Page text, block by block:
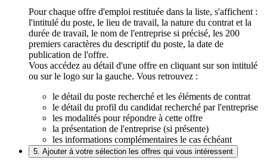
Pour chaque offre d'emploi restituée dans la liste, s'affichent :
l'intitulé du poste, le lieu de travail, la nature du contrat et la
durée de travail, le nom de l'entreprise si précisé, les 200
premiers caractères du descriptif du poste, la date de
publication de l'offre.
Vous accédez au détail d'une offre en cliquant sur son intitulé
ou sur le logo sur la gauche. Vous retrouvez :
le détail du poste recherché et les éléments de contrat
le détail du profil du candidat recherché par l'entreprise
les modalités pour répondre à cette offre
la présentation de l'entreprise (si présente)
les informations complémentaires le cas échéant
5. Ajouter à votre sélection les offres qui vous intéressent